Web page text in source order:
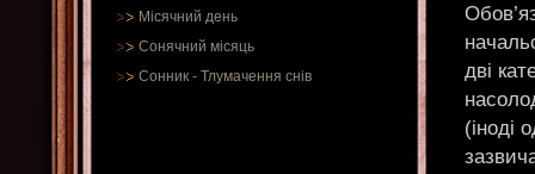
Місячний день
Сонячний місяць
Сонник - Тлумачення снів
дві
(іноді